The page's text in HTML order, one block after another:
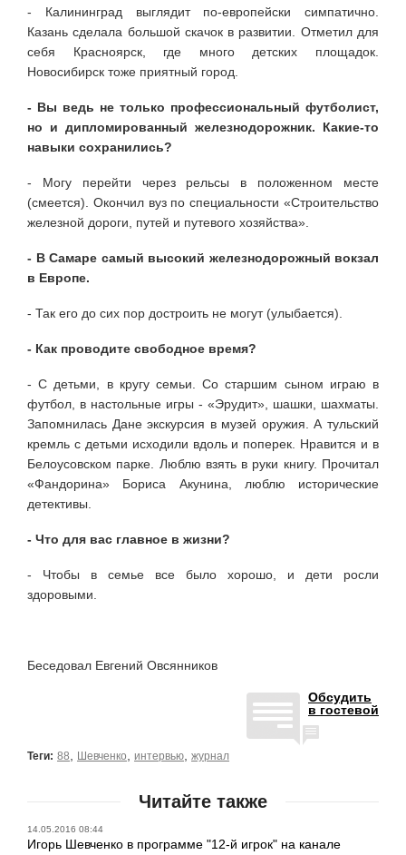
- Калининград выглядит по-европейски симпатично.
Казань сделала большой скачок в развитии. Отметил для
себя Красноярск, где много детских площадок.
Новосибирск тоже приятный город.
- Вы ведь не только профессиональный футболист,
но и дипломированный железнодорожник. Какие-то
навыки сохранились?
- Могу перейти через рельсы в положенном месте
(смеется). Окончил вуз по специальности «Строительство
железной дороги, путей и путевого хозяйства».
- В Самаре самый высокий железнодорожный вокзал
в Европе.
- Так его до сих пор достроить не могут (улыбается).
- Как проводите свободное время?
- С детьми, в кругу семьи. Со старшим сыном играю в
футбол, в настольные игры - «Эрудит», шашки, шахматы.
Запомнилась Дане экскурсия в музей оружия. А тульский
кремль с детьми исходили вдоль и поперек. Нравится и в
Белоусовском парке. Люблю взять в руки книгу. Прочитал
«Фандорина» Бориса Акунина, люблю исторические
детективы.
- Что для вас главное в жизни?
- Чтобы в семье все было хорошо, и дети росли
здоровыми.
Беседовал Евгений Овсянников
Обсудить
в гостевой
Теги: 88 Шевченко интервью журнал
Читайте также
14.05.2016 08:44
Игорь Шевченко в программе "12-й игрок" на канале